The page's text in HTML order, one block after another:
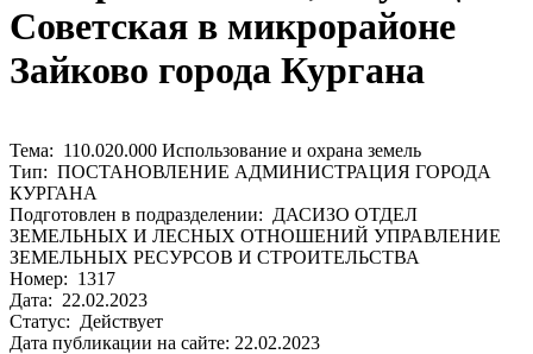
Советская в микрорайоне
Зайково города Кургана
Тема: 110.020.000 Использование и охрана земель
Тип: ПОСТАНОВЛЕНИЕ АДМИНИСТРАЦИЯ ГОРОДА
КУРГАНА
Подготовлен в подразделении: ДАСИЗО ОТДЕЛ
ЗЕМЕЛЬНЫХ И ЛЕСНЫХ ОТНОШЕНИЙ УПРАВЛЕНИЕ
ЗЕМЕЛЬНЫХ РЕСУРСОВ И СТРОИТЕЛЬСТВА
Номер: 1317
Дата: 22.02.2023
Статус: Действует
Дата публикации на сайте: 22.02.2023